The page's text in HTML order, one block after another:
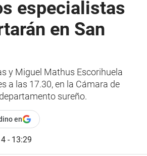
especialistas
en San
y Miguel Mathus Escorihuela
a las 17.30, en la Cámara de
sureño.
en
- 13:29